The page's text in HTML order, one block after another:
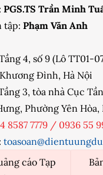
PGS.TS Trần Minh
tập: Phạm Văn Anh
4, số 9 (Lô TT01-
Đình, Hà Nội
3, tòa nhà Cục
Phường Yên Hòa,
8587 7779 / 0936 55
cáo Tạp